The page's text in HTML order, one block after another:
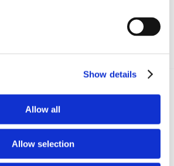
Show details
Allow all
Allow selection
.
Colitta, Sentenze Cassazione